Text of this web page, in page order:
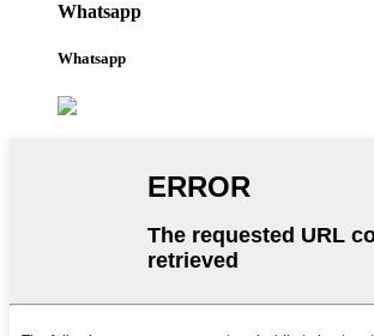
Whatsapp
Whatsapp